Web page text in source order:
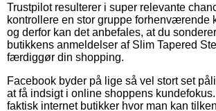
Trustpilot resulterer i super relevante
kontrollere en stor gruppe forhenværende
og derfor kan det anbefales, at du
butikkens anmeldelser af Slim Tapered
færdiggør din shopping.
Facebook byder på lige så vel stort set
at få indsigt i online shoppens
faktisk internet butikker hvor man kan